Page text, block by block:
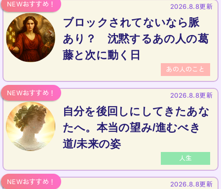
あの人のこと
2026.8.8更新
ブロックされてないなら脈
あり？ 沈黙するあの人の葛
藤と次に動く日
人生
2026.8.8更新
自分を後回しにしてきたあな
たへ。本当の望み/進むべき
道/未来の姿
2026.8.8更新